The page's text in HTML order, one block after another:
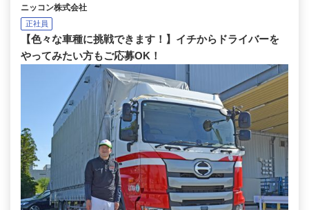
ニッコン株式会社
正社員
【色々な車種に挑戦できます！】イチからドライバーを
やってみたい方もご応募OK！